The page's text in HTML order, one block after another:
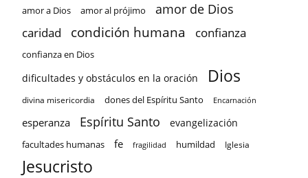
amor a Dios amor al prójimo amor de Dios
caridad condición humana confianza
confianza en Dios
dificultades y obstáculos en la oración Dios
divina misericordia dones del Espíritu Santo Encarnación
esperanza Espíritu Santo evangelización
facultades humanas fe fragilidad humildad Iglesia
Jesucristo